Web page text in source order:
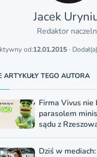
Jacek
Redaktor
od:12.01.2015·
ARTYKUŁY TEGO AUTORA
Firma Vivus nie
parasolem
sądu z
Dziś w